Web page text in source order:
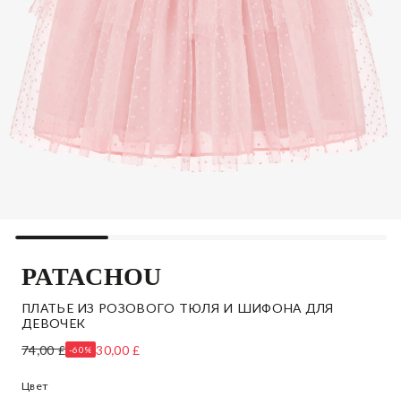
PATACHOU
ПЛАТЬЕ ИЗ РОЗОВОГО ТЮЛЯ И ШИФОНА ДЛЯ
ДЕВОЧЕК
74,00 £ -60% 30,00 £
Цвет